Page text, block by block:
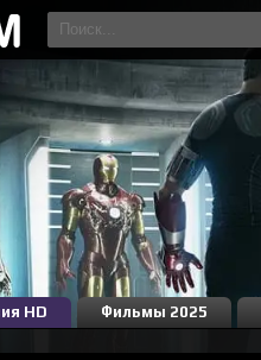
HD Фильмы 2025